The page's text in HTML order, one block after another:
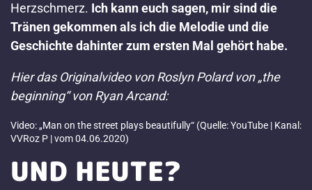
Herzschmerz. Ich kann euch sagen, mir sind die
Tränen gekommen als ich die Melodie und die
Geschichte dahinter zum ersten Mal gehört habe.
Hier das Originalvideo von Roslyn Polard von „the
beginning“ von Ryan Arcand:
Video: „Man on the street plays beautifully“ (Quelle: YouTube | Kanal:
VVRoz P | vom 04.06.2020)
UND HEUTE?